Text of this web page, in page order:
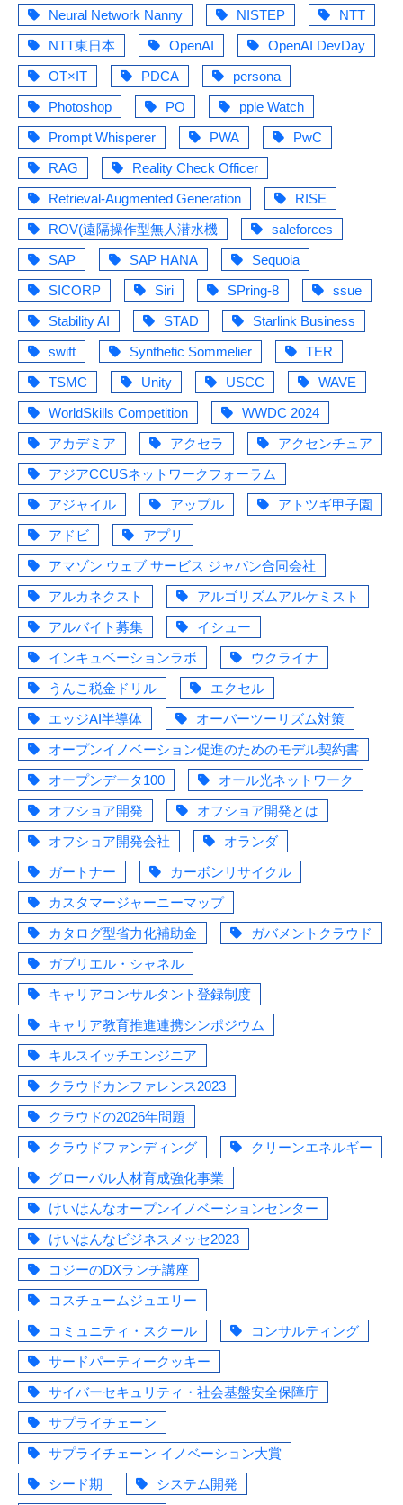
Neural Network Nanny
NISTEP
NTT
NTT東日本
OpenAI
OpenAI DevDay
OT×IT
PDCA
persona
Photoshop
PO
pple Watch
Prompt Whisperer
PWA
PwC
RAG
Reality Check Officer
Retrieval-Augmented Generation
RISE
ROV(遠隔操作型無人潜水機
saleforces
SAP
SAP HANA
Sequoia
SICORP
Siri SPring-8
ssue
Stability AI
STAD
Starlink Business
swift
Synthetic Sommelier
TER
TSMC
Unity USCC
WAVE
WorldSkills Competition
WWDC 2024
アカデミア
アクセラ
アクセンチュア
アジアCCUSネットワークフォーラム
アジャイル
アップル
アトツギ甲子園
アドビ
アプリ
アマゾン ウェブ サービス ジャパン合同会社
アルカネクスト
アルゴリズムアルケミスト
アルバイト募集
イシュー
インキュベーションラボ
ウクライナ
うんこ税金ドリル
エクセル
エッジAI半導体
オーバーツーリズム対策
オープンイノベーション促進のためのモデル契約書
オープンデータ100
オール光ネットワーク
オフショア開発
オフショア開発とは
オフショア開発会社
オランダ
ガートナー
カーボンリサイクル
カスタマージャーニーマップ
カタログ型省力化補助金
ガバメントクラウド
ガブリエル・シャネル
キャリアコンサルタント登録制度
キャリア教育推進連携シンポジウム
キルスイッチエンジニア
クラウドカンファレンス2023
クラウドの2026年問題
クラウドファンディング
クリーンエネルギー
グローバル人材育成強化事業
けいはんなオープンイノベーションセンター
けいはんなビジネスメッセ2023
コジーのDXランチ講座
コスチュームジュエリー
コミュニティ・スクール
コンサルティング
サードパーティークッキー
サイバーセキュリティ・社会基盤安全保障庁
サプライチェーン
サプライチェーン イノベーション大賞
シード期
システム開発